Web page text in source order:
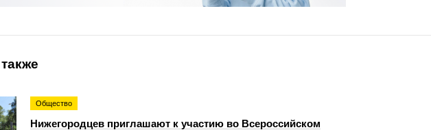
Общество
Нижегородцев приглашают к участию во Всероссийском